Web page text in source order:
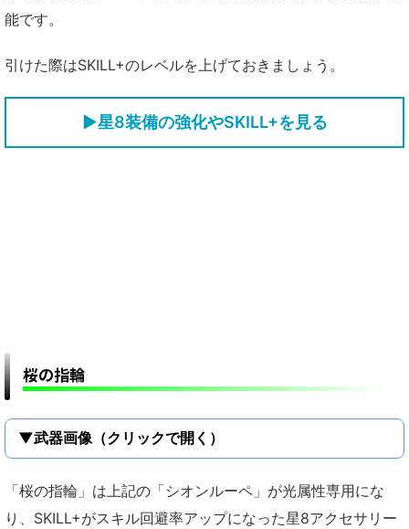
能です。
引けた際はSKILL+のレベルを上げておきましょう。
▶星8装備の強化やSKILL+を見る
桜の指輪
▼武器画像（クリックで開く）
「桜の指輪」は上記の「シオンルーペ」が光属性専用にな
り、SKILL+がスキル回避率アップになった星8アクセサリー